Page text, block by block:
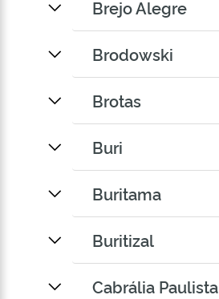
Brejo Alegre
Brodowski
Brotas
Buri
Buritama
Buritizal
Cabrália Paulista